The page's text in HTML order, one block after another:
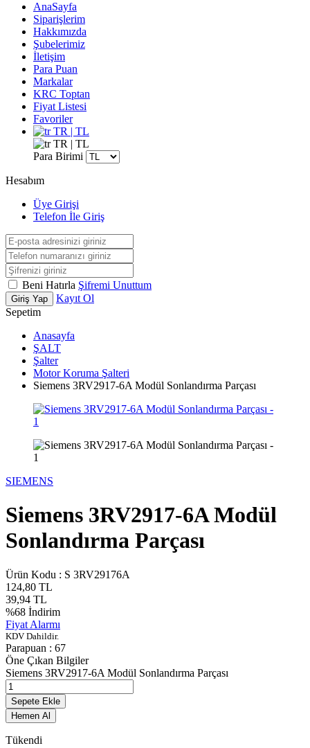
AnaSayfa
Siparişlerim
Hakkımızda
Şubelerimiz
İletişim
Para Puan
Markalar
KRC Toptan
Fiyat Listesi
Favoriler
TR | TL
TR | TL
Para Birimi
Hesabım
Üye Girişi
Telefon İle Giriş
Beni Hatırla Şifremi Unuttum
Giriş Yap
Kayıt Ol
Sepetim
Anasayfa
ŞALT
Şalter
Motor Koruma Şalteri
Siemens 3RV2917-6A Modül Sonlandırma Parçası
SIEMENS
Siemens 3RV2917-6A Modül
Sonlandırma Parçası
Ürün Kodu : S 3RV29176A
124,80 TL
39,94 TL
%68 İndirim
Fiyat Alarmı
KDV Dahildir.
Parapuan : 67
Öne Çıkan Bilgiler
Siemens 3RV2917-6A Modül Sonlandırma Parçası
Sepete Ekle
Hemen Al
Tükendi